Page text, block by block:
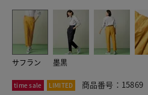
サフラン 墨黒
1 9
time sale LIMITED 商品番号：15869